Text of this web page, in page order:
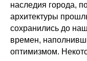
наследия города,
архитектуры
сохранились до
времен,
оптимизмом.